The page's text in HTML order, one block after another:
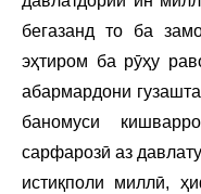
бегазанд то ба
эҳтиром ба рӯҳу
абармардони
баномуси
сарфарозӣ аз
истиқполи миллӣ,